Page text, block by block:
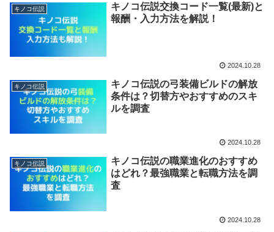
キノコ伝説
キノコ伝説交換コード一覧(最新)と
報酬・入力方法を解説！
2024.10.28
キノコ伝説
キノコ伝説の弓装備ビルドの解放
条件は？切替方やおすすめのスキ
ルを調査
2024.10.28
キノコ伝説
キノコ伝説の職業進化のおすすめ
はどれ？最強職業と転職方法を調
査
2024.10.28